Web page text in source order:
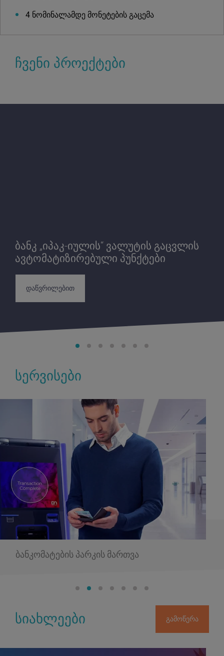
4 ნომინალამდე მონეტების გაცემა
ჩვენი პროექტები
ბანკ „იპაკ-იულის“ ვალუტის გაცვლის
ავტომატიზირებული პუნქტები
დაწვრილებით
სერვისები
ბანკომატების პარკის მართვა
სიახლეები გამოწერა